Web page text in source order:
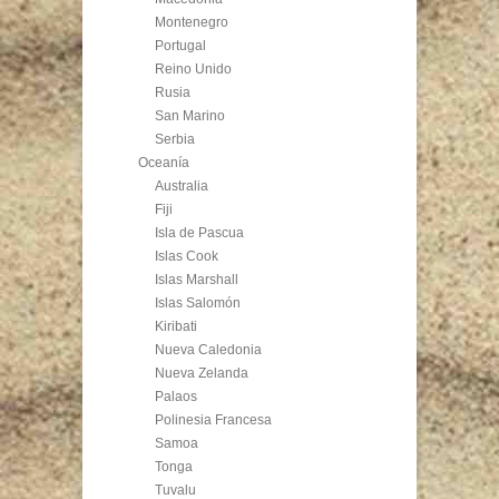
Montenegro
Portugal
Reino Unido
Rusia
San Marino
Serbia
Oceanía
Australia
Fiji
Isla de Pascua
Islas Cook
Islas Marshall
Islas Salomón
Kiribati
Nueva Caledonia
Nueva Zelanda
Palaos
Polinesia Francesa
Samoa
Tonga
Tuvalu